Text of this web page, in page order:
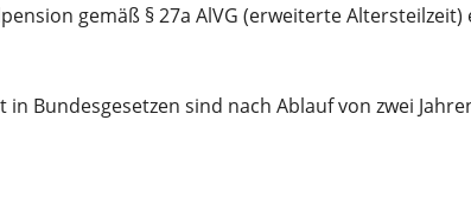
gemäß § 27a AlVG (erweiterte
Bundesgesetzen sind nach Ablauf von zwei